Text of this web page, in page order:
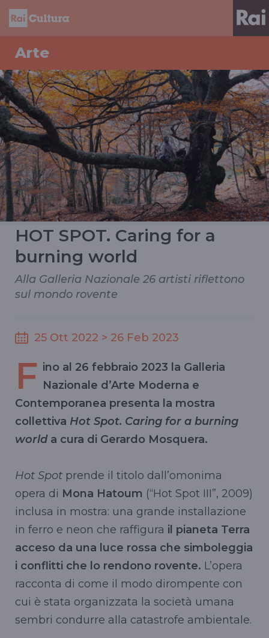
Arte
HOT SPOT. Caring for a
burning world
Alla Galleria Nazionale 26 artisti riflettono
sul mondo rovente
25 Ott 2022 > 26 Feb 2023
F ino al 26 febbraio 2023 la Galleria
Nazionale d’Arte Moderna e
Contemporanea presenta la mostra
collettiva Hot Spot. Caring for a burning
worlda cura di Gerardo Mosquera.
Hot Spot prende il titolo dall’omonima
opera di Mona Hatoum (“Hot Spot III”, 2009)
inclusa in mostra: una grande installazione
in ferro e neon che raffigura il pianeta Terra
acceso da una luce rossa che simboleggia
i conflitti che lo rendono rovente. L’opera
racconta di come il modo dirompente con
cui è stata organizzata la società umana
sembri condurre alla catastrofe ambientale.